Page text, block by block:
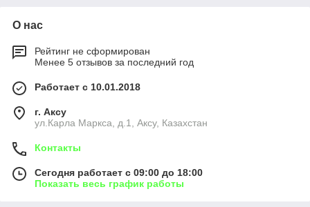
О нас
Рейтинг не сформирован
Менее 5 отзывов за последний год
Работает с 10.01.2018
г. Аксу
ул.Карла Маркса, д.1, Аксу, Казахстан
Контакты
Сегодня работает с 09:00 до 18:00
Показать весь график работы